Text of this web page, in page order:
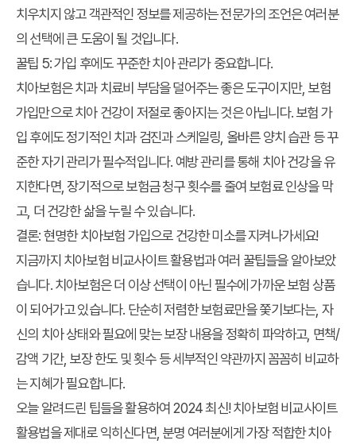
치우치지 않고 객관적인 정보를 제공하는 전문가의 조언은 여러분
의 선택에 큰 도움이 될 것입니다.
꿀팁 5: 가입 후에도 꾸준한 치아 관리가 중요합니다.
치아보험은 치과 치료비 부담을 덜어주는 좋은 도구이지만, 보험
가입만으로 치아 건강이 저절로 좋아지는 것은 아닙니다. 보험 가
입 후에도 정기적인 치과 검진과 스케일링, 올바른 양치 습관 등 꾸
준한 자기 관리가 필수적입니다. 예방 관리를 통해 치아 건강을 유
지한다면, 장기적으로 보험금 청구 횟수를 줄여 보험료 인상을 막
고, 더 건강한 삶을 누릴 수 있습니다.
결론: 현명한 치아보험 가입으로 건강한 미소를 지켜나가세요!
지금까지 치아보험 비교사이트 활용법과 여러 꿀팁들을 알아보았
습니다. 치아보험은 더 이상 선택이 아닌 필수에 가까운 보험 상품
이 되어가고 있습니다. 단순히 저렴한 보험료만을 쫓기보다는, 자
신의 치아 상태와 필요에 맞는 보장 내용을 정확히 파악하고, 면책/
감액 기간, 보장 한도 및 횟수 등 세부적인 약관까지 꼼꼼히 비교하
는 지혜가 필요합니다.
오늘 알려드린 팁들을 활용하여 2024 최신! 치아보험 비교사이트
활용법을 제대로 익히신다면, 분명 여러분에게 가장 적합한 치아